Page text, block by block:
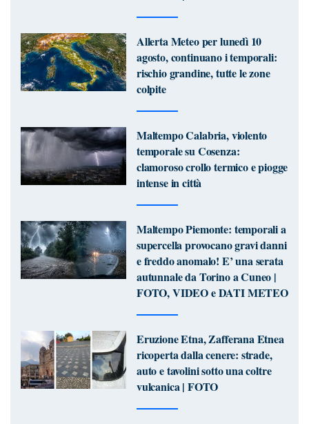
Allerta Meteo per lunedì 10
agosto, continuano i temporali:
rischio grandine, tutte le zone
colpite
Maltempo Calabria, violento
temporale su Cosenza:
clamoroso crollo termico e piogge
intense in città
Maltempo Piemonte: temporali a
supercella provocano gravi danni
e freddo anomalo! E’ una serata
autunnale da Torino a Cuneo |
FOTO, VIDEO e DATI METEO
Eruzione Etna, Zafferana Etnea
ricoperta dalla cenere: strade,
auto e tavolini sotto una coltre
vulcanica | FOTO